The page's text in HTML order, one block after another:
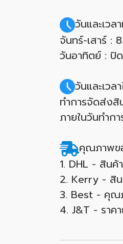
วันและเวล
จันทร์-เสาร์ :
วันอาทิตย์ : ปิ
วันและเวล
ทำการจัดส่ง
ภายในวันทำก
คุณภาพข
1. DHL - สิน
2. Kerry - สิ
3. Best - คุณ
4. J&T - ราค